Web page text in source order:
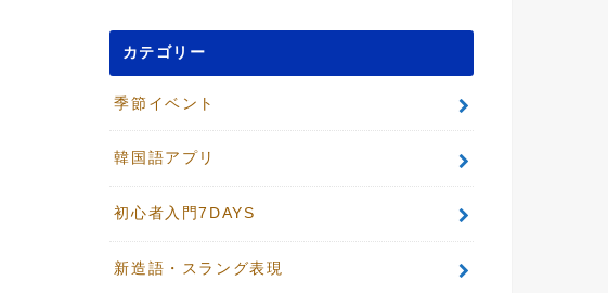
カテゴリー
季節イベント
韓国語アプリ
初心者入門7DAYS
新造語・スラング表現